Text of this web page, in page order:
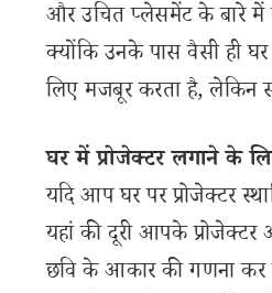
और उचित प्लेसमेंट के बारे में
क्योंकि उनके पास वैसी ही
लिए मजबूर करता है, लेकिन
घर में प्रोजेक्टर लगाने के
यदि आप घर पर प्रोजेक्टर
यहां की दूरी आपके प्रोजेक्टर
छवि के आकार की गणना कर